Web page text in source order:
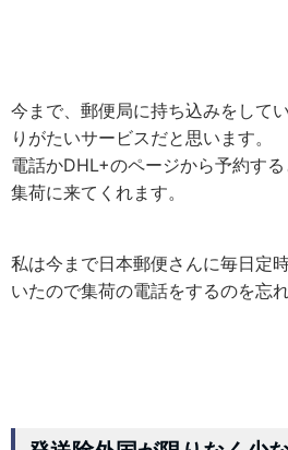
今まで、郵便局に持ち込みをして
りがたいサービスだと思います。
電話かDHL+のページから予約す
集荷に来てくれます。
私は今まで日本郵便さんに毎日定
いたので集荷の電話をするのを忘